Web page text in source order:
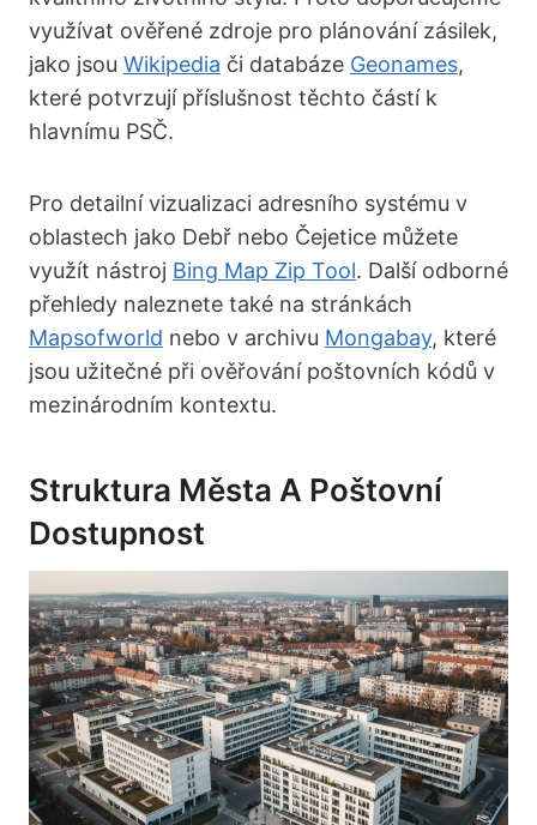
využívat ověřené zdroje pro plánování zásilek,
jako jsou Wikipedia či databáze Geonames,
které potvrzují příslušnost těchto částí k
hlavnímu PSČ.
Pro detailní vizualizaci adresního systému v
oblastech jako Debř nebo Čejetice můžete
využít nástroj Bing Map Zip Tool. Další odborné
přehledy naleznete také na stránkách
Mapsofworld nebo v archivu Mongabay, které
jsou užitečné při ověřování poštovních kódů v
mezinárodním kontextu.
Struktura Města A Poštovní
Dostupnost